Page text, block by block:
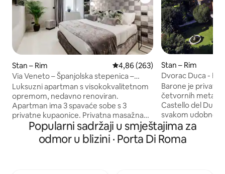
Stan – Rim Prosječna ocjena: 4,86/5,
4,86 (263)
Via Veneto – Španjolska stepenica –
Roma Luma Suite 29
Luksuzni apartman s visokokvalitetnom
opremom, nedavno renoviran.
Apartman ima 3 spavaće sobe s 3
privatne kupaonice. Privatna masažna
kada s ozonom i kromiranom terapijom u
dvije sobe. Treća soba ima kauč na
razvlačenje pogodan za dvije osobe i
Stan – Rim
Dvorac Duca -
Barone je privatni
četvornih metara
Castello del
svakom
završnim
antiknim podom
sobom s bračnim
Popularni sadržaji u smještajima za
odmor u blizini · Porta Di Roma